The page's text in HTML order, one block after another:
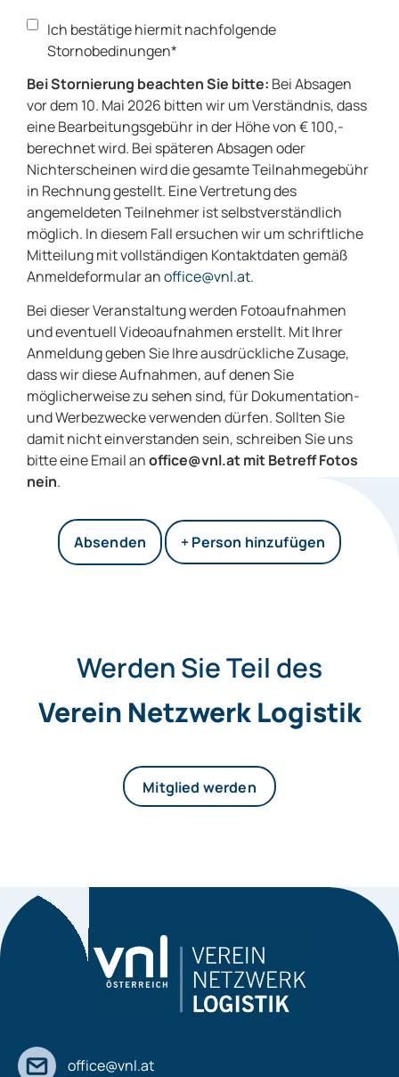
Ich bestätige hiermit nachfolgende
Stornobedinungen*
Bei Stornierung beachten Sie bitte: Bei Absagen
vor dem 10. Mai 2026 bitten wir um Verständnis, dass
eine Bearbeitungsgebühr in der Höhe von € 100,-
berechnet wird. Bei späteren Absagen oder
Nichterscheinen wird die gesamte Teilnahmegebühr
in Rechnung gestellt. Eine Vertretung des
angemeldeten Teilnehmer ist selbstverständlich
möglich. In diesem Fall ersuchen wir um schriftliche
Mitteilung mit vollständigen Kontaktdaten gemäß
Anmeldeformular anoffice@vnl.at.
Bei dieser Veranstaltung werden Fotoaufnahmen
und eventuell Videoaufnahmen erstellt. Mit Ihrer
Anmeldung geben Sie Ihre ausdrückliche Zusage,
dass wir diese Aufnahmen, auf denen Sie
möglicherweise zu sehen sind, für Dokumentation-
und Werbezwecke verwenden dürfen. Sollten Sie
damit nicht einverstanden sein, schreiben Sie uns
bitte eine Email anoffice@vnl.at mit Betreff Fotos
nein.
+ Person hinzufügen
Werden Sie Teil des
Verein Netzwerk Logistik
Mitglied werden
office@vnl.at